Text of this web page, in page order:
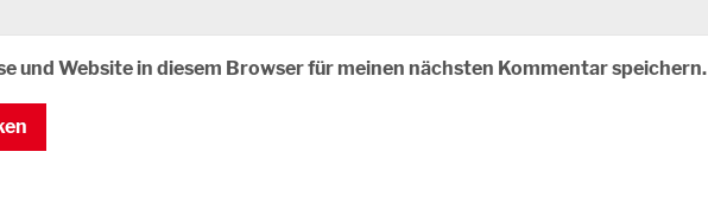
und Website in diesem Browser für meinen nächsten Kommentar speichern.